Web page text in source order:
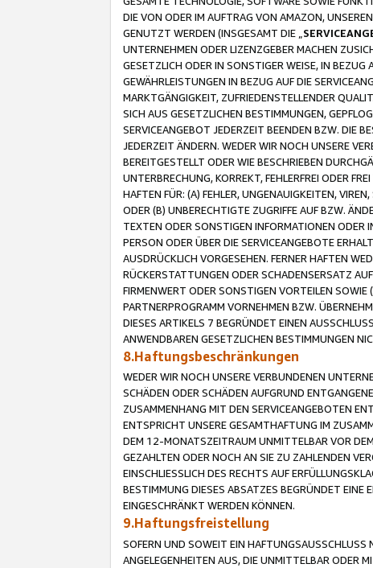
DIE VON ODER IM AUFTRAG VON AMAZON,
GENUTZT WERDEN (INSGESAMT DIE „
UNTERNEHMEN ODER LIZENZGEBER MACHEN
GESETZLICH ODER IN SONSTIGER WEISE, IN BEZUG
GEWÄHRLEISTUNGEN IN BEZUG AUF DIE
MARKTGÄNGIGKEIT, ZUFRIEDENSTELLENDER
SICH AUS GESETZLICHEN BESTIMMUNGEN,
SERVICEANGEBOT JEDERZEIT BEENDEN BZW. DIE
JEDERZEIT ÄNDERN. WEDER WIR NOCH UNSERE
BEREITGESTELLT ODER WIE BESCHRIEBEN
UNTERBRECHUNG, KORREKT, FEHLERFREI ODER
HAFTEN FÜR: (A) FEHLER, UNGENAUIGKEITEN,
ODER (B) UNBERECHTIGTE ZUGRIFFE AUF BZW.
TEXTEN ODER SONSTIGEN INFORMATIONEN ODER
PERSON ODER ÜBER DIE SERVICEANGEBOTE
AUSDRÜCKLICH VORGESEHEN. FERNER HAFTEN
RÜCKERSTATTUNGEN ODER SCHADENSERSATZ
FIRMENWERT ODER SONSTIGEN VORTEILEN
PARTNERPROGRAMM VORNEHMEN BZW.
DIESES ARTIKELS 7 BEGRÜNDET EINEN
ANWENDBAREN GESETZLICHEN BESTIMMUNGEN
8.Haftungsbeschränkungen
WEDER WIR NOCH UNSERE VERBUNDENEN
SCHÄDEN ODER SCHÄDEN AUFGRUND
ZUSAMMENHANG MIT DEN SERVICEANGEBOTEN
ENTSPRICHT UNSERE GESAMTHAFTUNG IM
DEM 12-MONATSZEITRAUM UNMITTELBAR VOR
GEZAHLTEN ODER NOCH AN SIE ZU ZAHLENDEN
EINSCHLIESSLICH DES RECHTS AUF
BESTIMMUNG DIESES ABSATZES BEGRÜNDET EINE
EINGESCHRÄNKT WERDEN KÖNNEN.
9.Haftungsfreistellung
SOFERN UND SOWEIT EIN HAFTUNGSAUSSCHLUSS
ANGELEGENHEITEN AUS, DIE UNMITTELBAR ODER